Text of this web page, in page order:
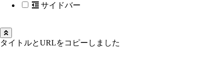
サイドバー
タイトルとURLをコピーしました